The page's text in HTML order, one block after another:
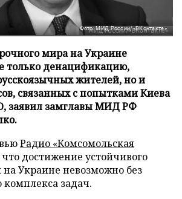
Фото: МИД России/«ВКонтакте»
мира на Украине
только денацификацию,
жителей, но и
связанных с попытками Киева
заявил замглавы МИД РФ
Радио «Комсомольская
что достижение устойчивого
на Украине невозможно без
задач.